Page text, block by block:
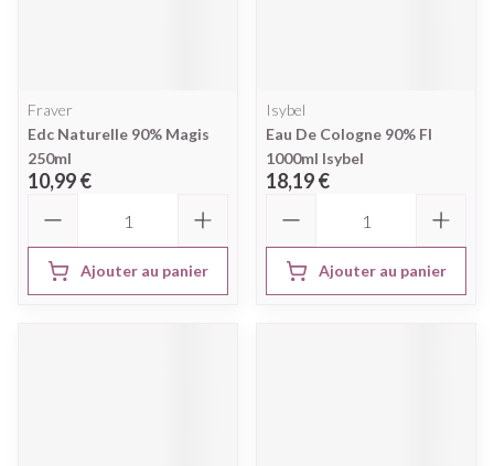
Fraver
Edc Naturelle 90% Magis
250ml
10,99 €
Ajouter au panier
Isybel
Eau De Cologne 90% Fl
1000ml Isybel
18,19 €
Ajouter au panier